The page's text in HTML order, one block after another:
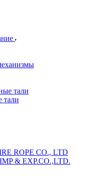
тали
тали
ROPE CO., LTD
& EXP.CO.,LTD.